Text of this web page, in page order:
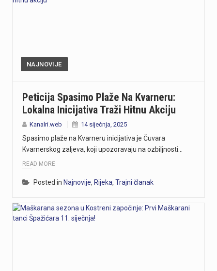
NAJNOVIJE
Peticija Spasimo Plaže Na Kvarneru:
Lokalna Inicijativa Traži Hitnu Akciju
Kanalri.web 14 siječnja, 2025
Spasimo plaže na Kvarneru inicijativa je Čuvara
Kvarnerskog zaljeva, koji upozoravaju na ozbiljnosti…
READ MORE
Posted in Najnovije, Rijeka, Trajni članak